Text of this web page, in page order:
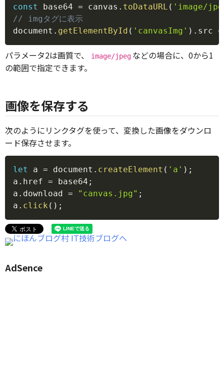
const
base64 = canvas . toDataURL ( 'image/
// imgタグに表示
document . getElementById ( 'canvasImg' ) . src =
パラメータ2は画質で、 image/jpeg などの場合に、0から1
の範囲で指定できます。
画像を保存する
次のようにリンクタグを使って、変換した画像をダウンロ
ード保存させます。
let a = document . createElement ( 'a' ) ;
a . href = base64 ;
a . download = "canvas.jpg" ;
a . click ( ) ;
AdSence